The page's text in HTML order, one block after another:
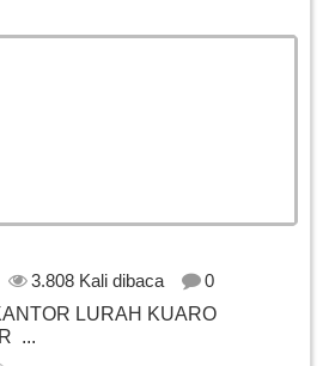
3.808 Kali dibaca
0
LURAH KUARO
...